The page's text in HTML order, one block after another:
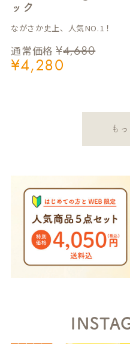
ック
通常価格 ¥4,680
¥4,280
ながさか史上、人気NO.1！
も